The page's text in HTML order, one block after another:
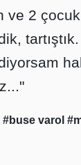
ve 2
#buse varol